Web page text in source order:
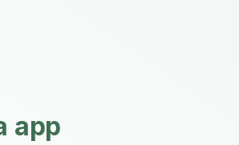
app